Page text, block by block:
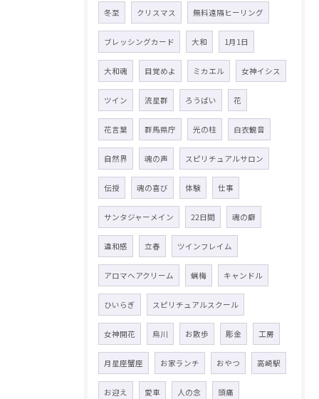
冬至 クリスマス 無料遠隔ヒーリング
ブレッシングカード 大和 1月1日
大和魂 目覚めよ ミカエル 女神イシス
ツイン 流星群 ろうばい 花
花言葉 群馬県庁 光の柱 白衣観音
自然界 魂の声 スピリチュアルサロン
伝授 魂の喜び 体験 仕事
サンタジャーメイン 22日間 魂の癖
違和感 立春 ツインフレイム
アロマヘアクリーム 蝋梅 キャンドル
ひいらぎ スピリチュアルスクール
女神開花 烏川 お散歩 彫金 工房
月星座蟹座 お家ランチ おやつ 高崎駅
お迎え 愛車 人の念 頭痛